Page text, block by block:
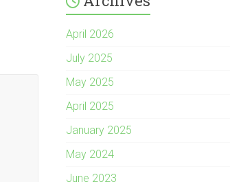
April 2026
July 2025
May 2025
April 2025
January 2025
May 2024
June 2023